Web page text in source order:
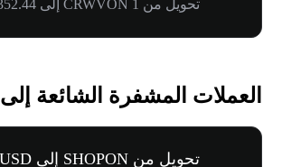
تحويل من 1 CRWVON إلى RM352.44
العملات المشفرة الشائعة إلى USD
تحويل من SHOPON إلى USD